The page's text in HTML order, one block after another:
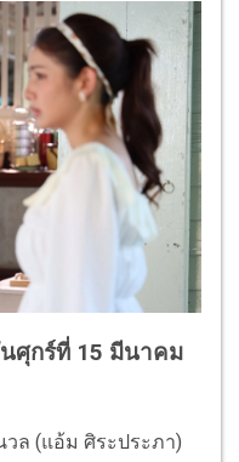
นศุกร์ที่ 15 มีนาคม
ล (แอ้ม ศิระประภา)